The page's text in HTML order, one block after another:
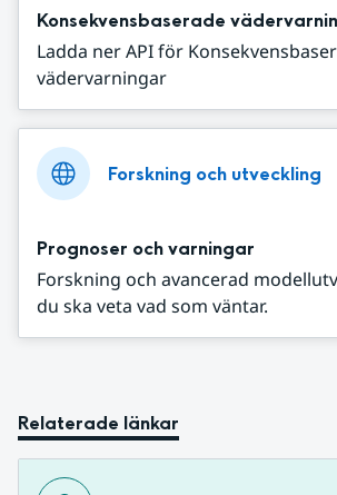
Konsekvensbaserade
Ladda ner API för
vädervarningar
Forskning och utveckling
Prognoser och varningar
Forskning och avancerad
du ska veta vad som väntar.
Relaterade länkar